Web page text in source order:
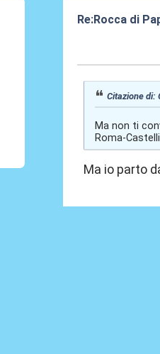
Re:Rocca di
Citazione di:
Ma non ti
Roma-
Ma io parto